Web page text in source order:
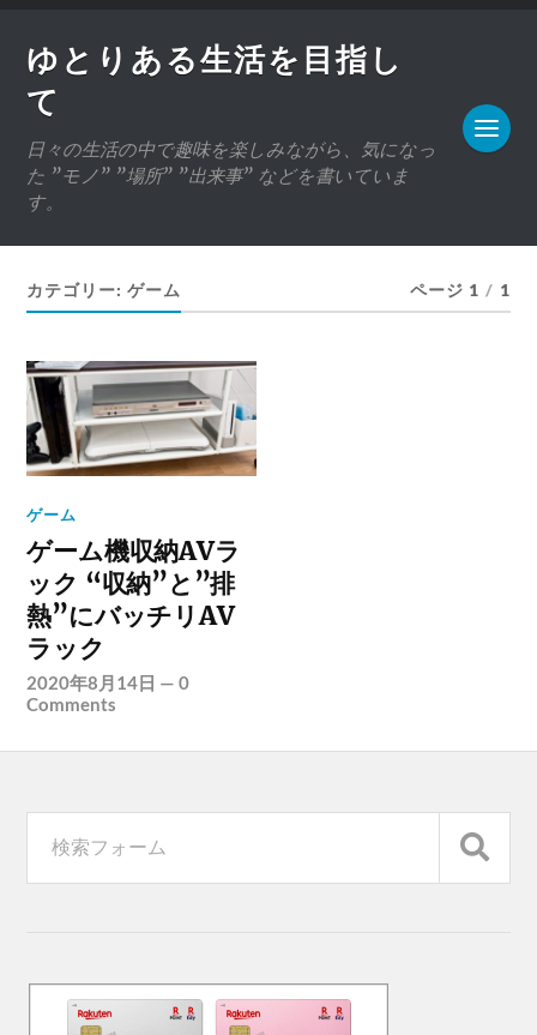
ゆとりある生活を目指し
て
日々の生活の中で趣味を楽しみながら、気になっ
た ”モノ” ”場所” ”出来事” などを書いていま
す。
カテゴリー:ゲーム ページ 1 / 1
ゲーム
ゲーム機収納AVラ
ック “収納”と”排
熱”にバッチリAV
ラック
2020年8月14日 —0
Comments